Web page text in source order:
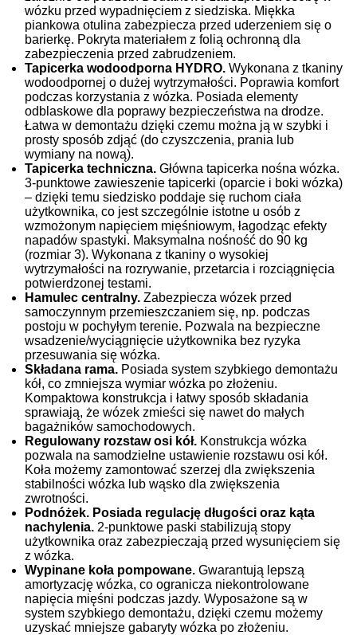
wózku przed wypadnięciem z siedziska. Miękka
piankowa otulina zabezpiecza przed uderzeniem się o
barierkę. Pokryta materiałem z folią ochronną dla
zabezpieczenia przed zabrudzeniem.
Tapicerka wodoodporna HYDRO. Wykonana z tkaniny
wodoodpornej o dużej wytrzymałości. Poprawia komfort
podczas korzystania z wózka. Posiada elementy
odblaskowe dla poprawy bezpieczeństwa na drodze.
Łatwa w demontażu dzięki czemu można ją w szybki i
prosty sposób zdjąć (do czyszczenia, prania lub
wymiany na nową).
Tapicerka techniczna. Główna tapicerka nośna wózka.
3-punktowe zawieszenie tapicerki (oparcie i boki wózka)
– dzięki temu siedzisko poddaje się ruchom ciała
użytkownika, co jest szczególnie istotne u osób z
wzmożonym napięciem mięśniowym, łagodząc efekty
napadów spastyki. Maksymalna nośność do 90 kg
(rozmiar 3). Wykonana z tkaniny o wysokiej
wytrzymałości na rozrywanie, przetarcia i rozciągnięcia
potwierdzonej testami.
Hamulec centralny. Zabezpiecza wózek przed
samoczynnym przemieszczaniem się, np. podczas
postoju w pochyłym terenie. Pozwala na bezpieczne
wsadzenie/wyciągnięcie użytkownika bez ryzyka
przesuwania się wózka.
Składana rama. Posiada system szybkiego demontażu
kół, co zmniejsza wymiar wózka po złożeniu.
Kompaktowa konstrukcja i łatwy sposób składania
sprawiają, że wózek zmieści się nawet do małych
bagażników samochodowych.
Regulowany rozstaw osi kół. Konstrukcja wózka
pozwala na samodzielne ustawienie rozstawu osi kół.
Koła możemy zamontować szerzej dla zwiększenia
stabilności wózka lub wąsko dla zwiększenia
zwrotności.
Podnóżek. Posiada regulację długości oraz kąta
nachylenia. 2-punktowe paski stabilizują stopy
użytkownika oraz zabezpieczają przed wysunięciem się
z wózka.
Wypinane koła pompowane. Gwarantują lepszą
amortyzację wózka, co ogranicza niekontrolowane
napięcia mięśni podczas jazdy. Wyposażone są w
system szybkiego demontażu, dzięki czemu możemy
uzyskać mniejsze gabaryty wózka po złożeniu.